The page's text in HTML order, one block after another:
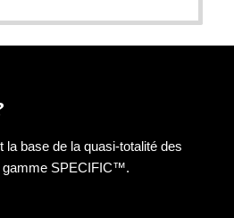
la base de la quasi-totalité des
gamme SPECIFIC™.